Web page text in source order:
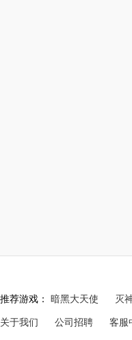
推荐游戏： 暗黑大天使 灭
关于我们 公司招聘 客服